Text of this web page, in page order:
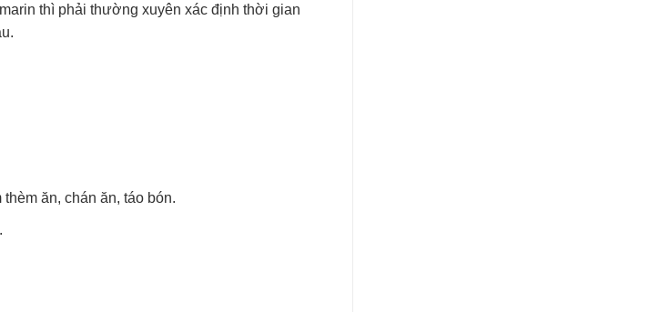
thì phải thường xuyên xác định thời gian
ăn, chán ăn, táo bón.